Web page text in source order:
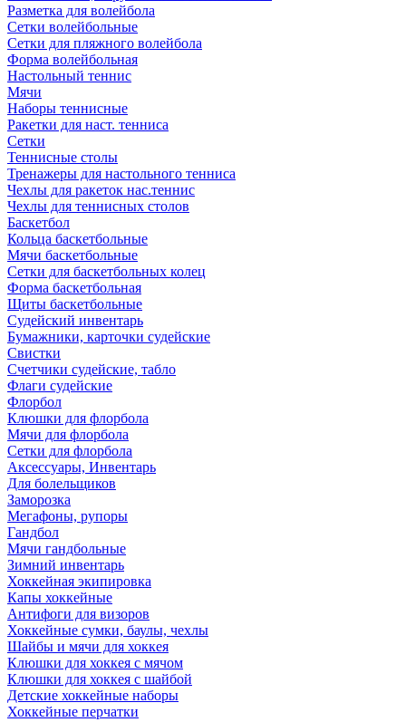
Разметка для волейбола
Сетки волейбольные
Сетки для пляжного волейбола
Форма волейбольная
Настольный теннис
Мячи
Наборы теннисные
Ракетки для наст. тенниса
Сетки
Теннисные столы
Тренажеры для настольного тенниса
Чехлы для ракеток нас.теннис
Чехлы для теннисных столов
Баскетбол
Кольца баскетбольные
Мячи баскетбольные
Сетки для баскетбольных колец
Форма баскетбольная
Щиты баскетбольные
Судейский инвентарь
Бумажники, карточки судейские
Свистки
Счетчики судейские, табло
Флаги судейские
Флорбол
Клюшки для флорбола
Мячи для флорбола
Сетки для флорбола
Аксессуары, Инвентарь
Для болельщиков
Заморозка
Мегафоны, рупоры
Гандбол
Мячи гандбольные
Зимний инвентарь
Хоккейная экипировка
Капы хоккейные
Антифоги для визоров
Хоккейные сумки, баулы, чехлы
Шайбы и мячи для хоккея
Клюшки для хоккея с мячом
Клюшки для хоккея с шайбой
Детские хоккейные наборы
Хоккейные перчатки